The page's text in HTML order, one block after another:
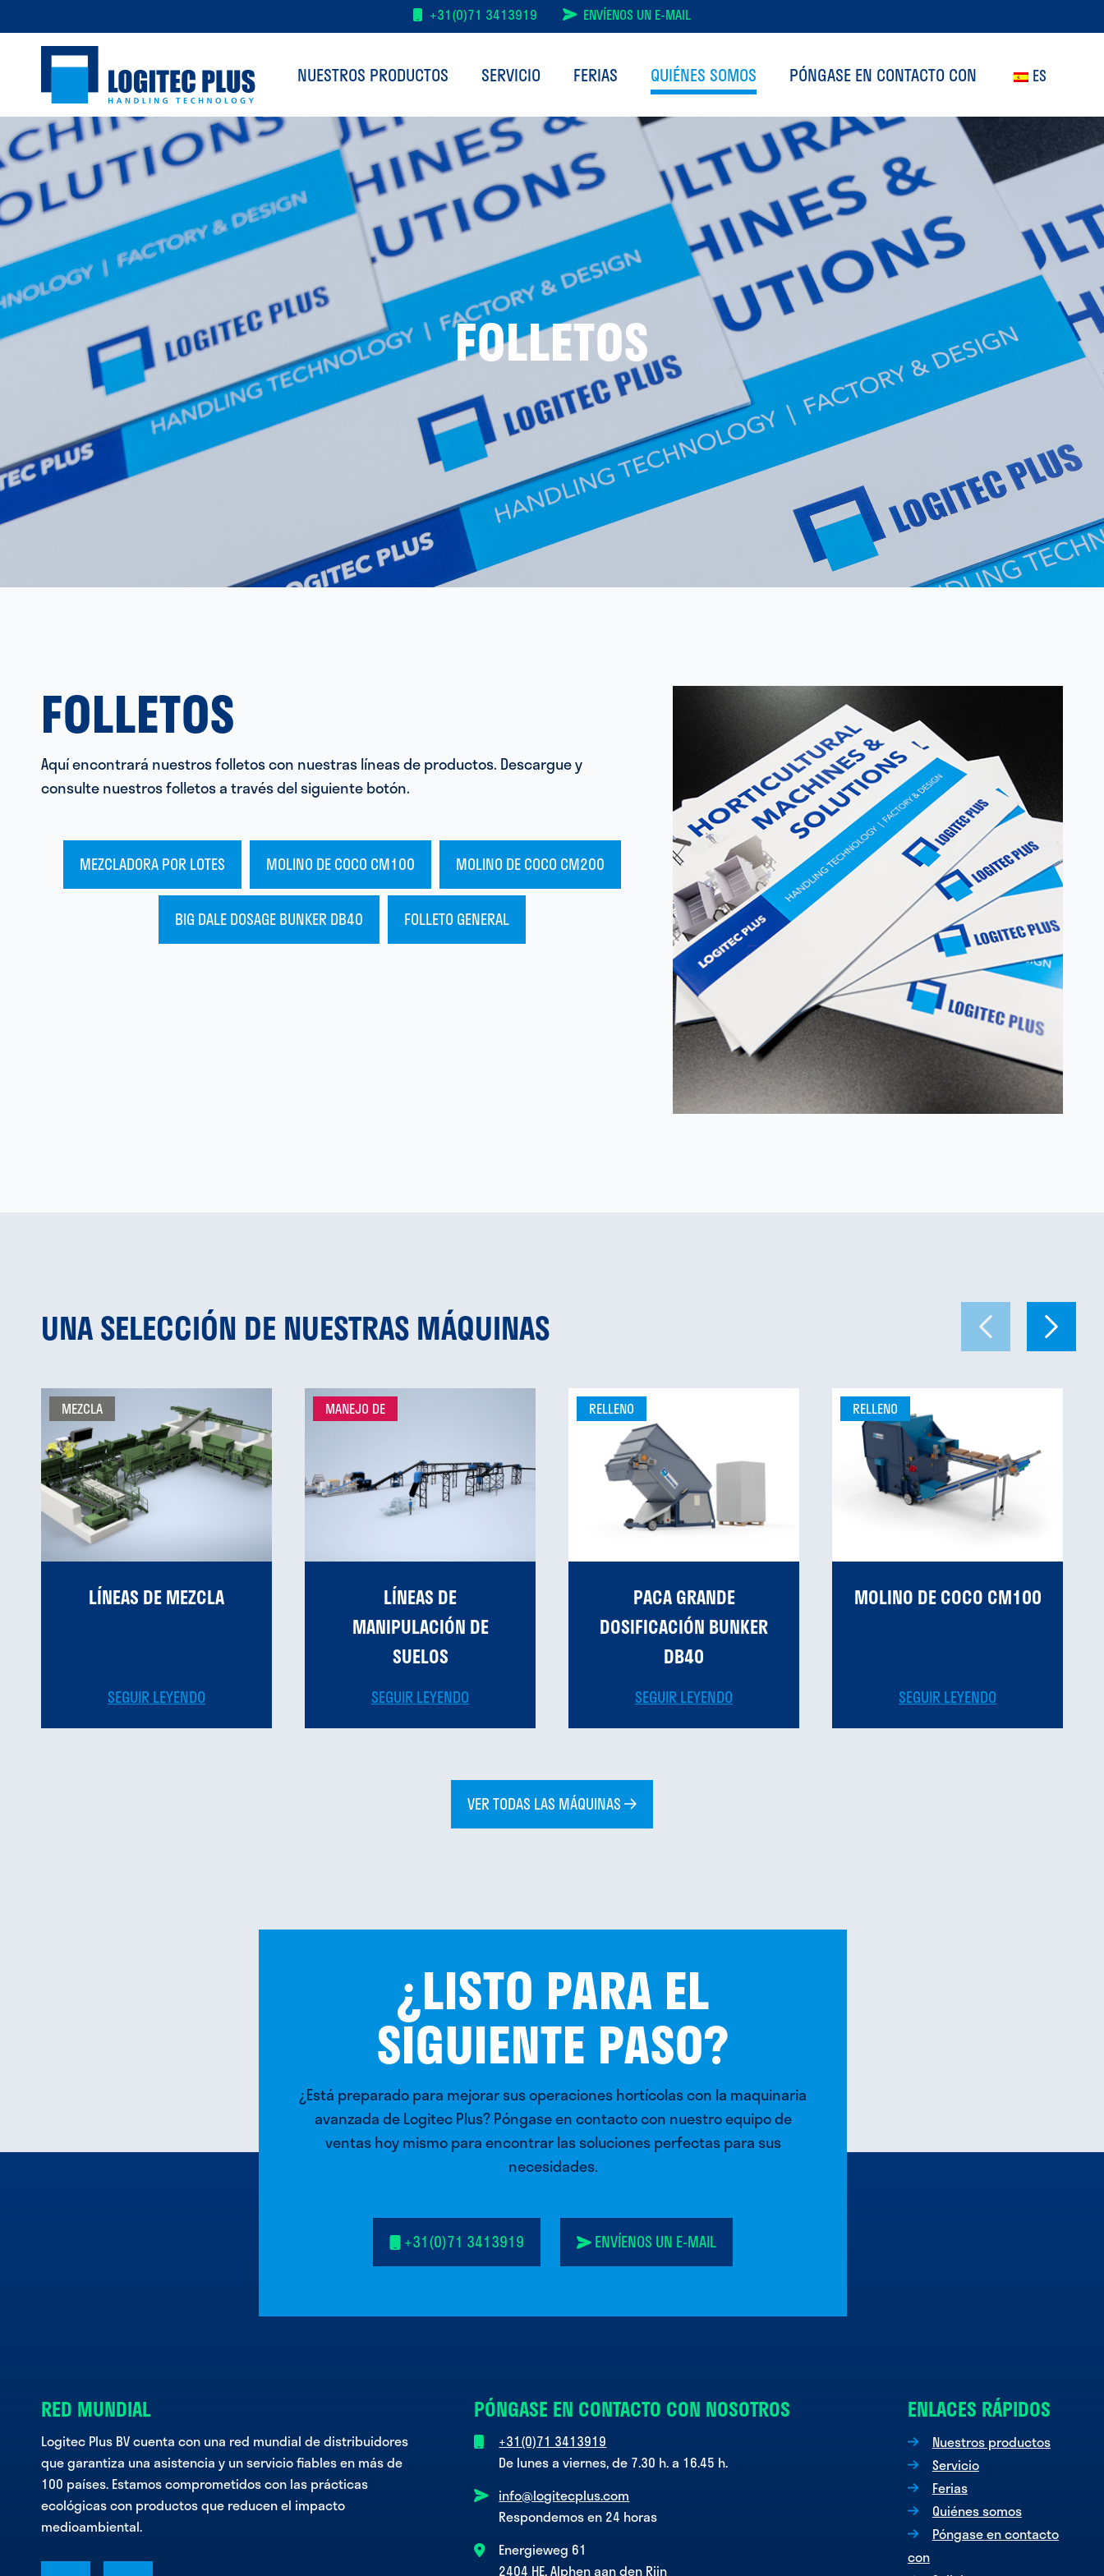
+31(0)71 3413919 ENVÍENOS UN E-MAIL
NUESTROS PRODUCTOS SERVICIO FERIAS QUIÉNES SOMOS PÓNGASE EN CONTACTO CON ES
FOLLETOS
FOLLETOS
Aquí encontrará nuestros folletos con nuestras líneas de productos. Descargue y
consulte nuestros folletos a través del siguiente botón.
MEZCLADORA POR LOTES MOLINO DE COCO CM100 MOLINO DE COCO CM200
BIG DALE DOSAGE BUNKER DB40 FOLLETO GENERAL
UNA SELECCIÓN DE NUESTRAS MÁQUINAS
MEZCLA
LÍNEAS DE MEZCLA
SEGUIR LEYENDO
MANEJO DE
LÍNEAS DE
MANIPULACIÓN DE
SUELOS
SEGUIR LEYENDO
RELLENO
PACA GRANDE
DOSIFICACIÓN BUNKER
DB40
SEGUIR LEYENDO
RELLENO
MOLINO DE COCO CM100
SEGUIR LEYENDO
VER TODAS LAS MÁQUINAS
¿LISTO PARA EL
SIGUIENTE PASO?
¿Está preparado para mejorar sus operaciones hortícolas con la maquinaria
avanzada de Logitec Plus? Póngase en contacto con nuestro equipo de
ventas hoy mismo para encontrar las soluciones perfectas para sus
necesidades.
+31(0)71 3413919 ENVÍENOS UN E-MAIL
RED MUNDIAL
Logitec Plus BV cuenta con una red mundial de distribuidores
que garantiza una asistencia y un servicio fiables en más de
100 países. Estamos comprometidos con las prácticas
ecológicas con productos que reducen el impacto
medioambiental.
PÓNGASE EN CONTACTO CON NOSOTROS
+31(0)71 3413919
De lunes a viernes, de 7.30 h. a 16.45 h.
info@logitecplus.com
Respondemos en 24 horas
Energieweg 61
2404 HE, Alphen aan den Rijn
ENLACES RÁPIDOS
Nuestros productos
Servicio
Ferias
Quiénes somos
Póngase en contacto
con